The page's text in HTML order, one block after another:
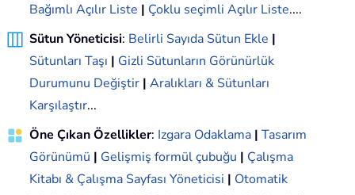
Bağımlı Açılır Liste | Çoklu seçimli Açılır Liste....
Sütun Yöneticisi: Belirli Sayıda Sütun Ekle |
Sütunları Taşı | Gizli Sütunların Görünürlük
Durumunu Değiştir | Aralıkları & Sütunları
Karşılaştır...
Öne Çıkan Özellikler: Izgara Odaklama | Tasarım
Görünümü | Gelişmiş formül çubuğu | Çalışma
Kitabı & Çalışma Sayfası Yöneticisi | Otomatik